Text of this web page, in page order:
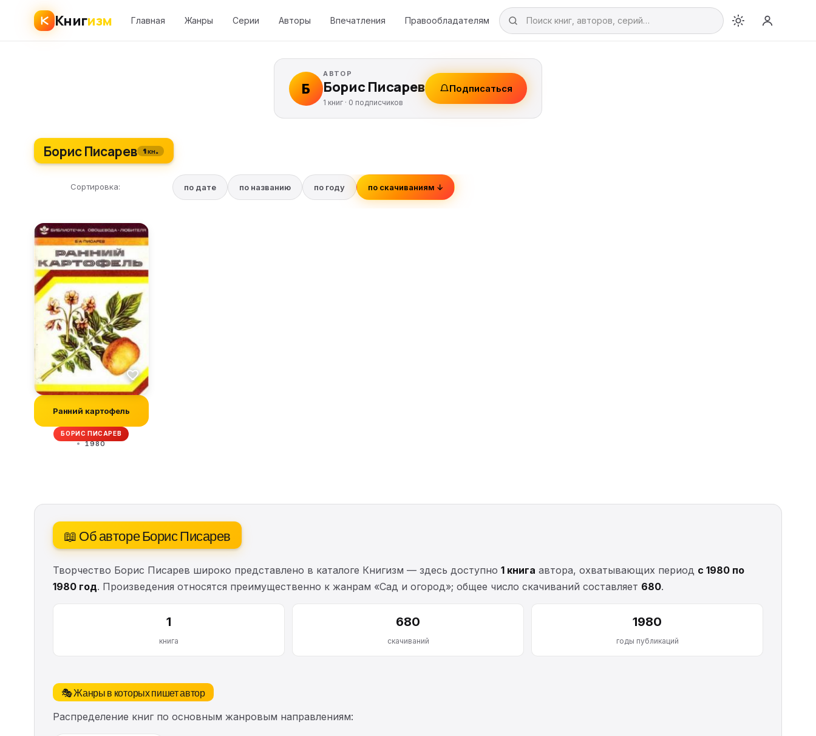
Книгизм Главная Жанры Серии Авторы Впечатления Правообладателям
Б
АВТОР
Борис Писарев
1 книг · 0 подписчиков
Подписаться
Борис Писарев 1 кн.
Сортировка: по дате по названию по году по скачиваниям ↓
Ранний картофель
БОРИС ПИСАРЕВ
1980
📖 Об авторе Борис Писарев
Творчество Борис Писарев широко представлено в каталоге Книгизм — здесь доступно 1 книга автора, охватывающих период с 1980 по
1980 год. Произведения относятся преимущественно к жанрам «Сад и огород»; общее число скачиваний составляет 680.
1
книга
680
скачиваний
1980
годы публикаций
🎭 Жанры в которых пишет автор
Распределение книг по основным жанровым направлениям: